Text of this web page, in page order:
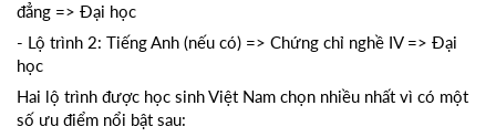
đẳng => Đại học
- Lộ trình 2: Tiếng Anh (nếu có) => Chứng chỉ nghề IV => Đại
học
Hai lộ trình được học sinh Việt Nam chọn nhiều nhất vì có một
số ưu điểm nổi bật sau: